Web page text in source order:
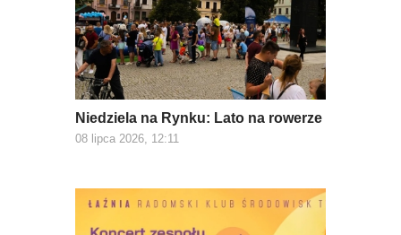
Niedziela na Rynku: Lato na rowerze
08 lipca 2026, 12:11